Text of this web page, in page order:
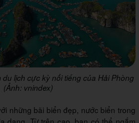
lịch cực kỳ nổi tiếng của Hải Phòng
(Ảnh: vnindex)
những bãi biển đẹp, nước biển trong